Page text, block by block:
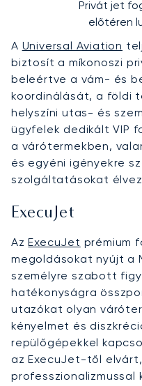
Privát jet
előtéren
A Universal Aviation
biztosít a míkonoszi
beleértve a vám- és
koordinálását, a földi
helyszíni utas- és
ügyfelek dedikált VIP
a várótermekben,
és egyéni igényekre
szolgáltatásokat
ExecuJet
AzExecuJet prémium
megoldásokat nyújt a
személyre szabott
hatékonyságra
utazókat olyan
kényelmet és
repülőgépekkel
az ExecuJet-től
professzionalizmussal